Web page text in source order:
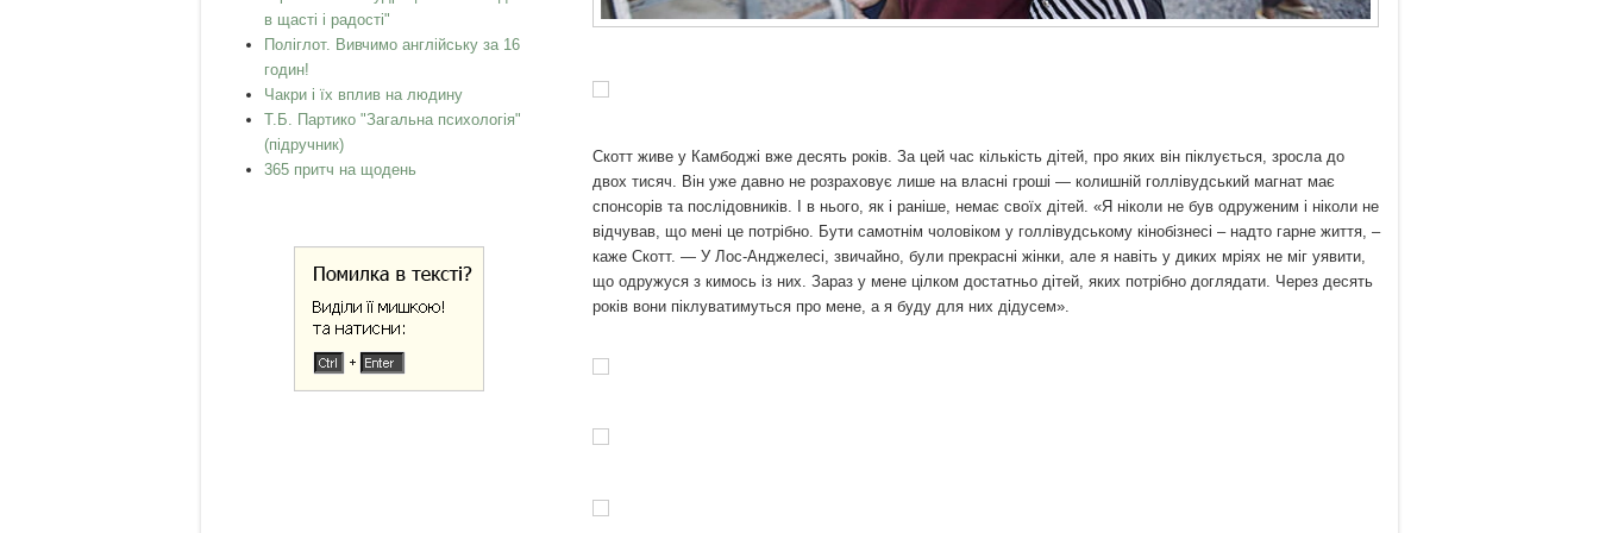
Скотт живе у Камбоджі вже десять років. За цей час кількість дітей, про яких він піклується, зросла до
двох тисяч. Він уже давно не розраховує лише на власні гроші — колишній голлівудський магнат має
спонсорів та послідовників. І в нього, як і раніше, немає своїх дітей. «Я ніколи не був одруженим і ніколи не
відчував, що мені це потрібно. Бути самотнім чоловіком у голлівудському кінобізнесі – надто гарне життя, –
каже Скотт. — У Лос-Анджелесі, звичайно, були прекрасні жінки, але я навіть у диких мріях не міг уявити,
що одружуся з кимось із них. Зараз у мене цілком достатньо дітей, яких потрібно доглядати. Через десять
років вони піклуватимуться про мене, а я буду для них дідусем».
в щасті і радості"
Поліглот. Вивчимо англійську за 16
годин!
Чакри і їх вплив на людину
Т.Б. Партико "Загальна психологія"
(підручник)
365 притч на щодень